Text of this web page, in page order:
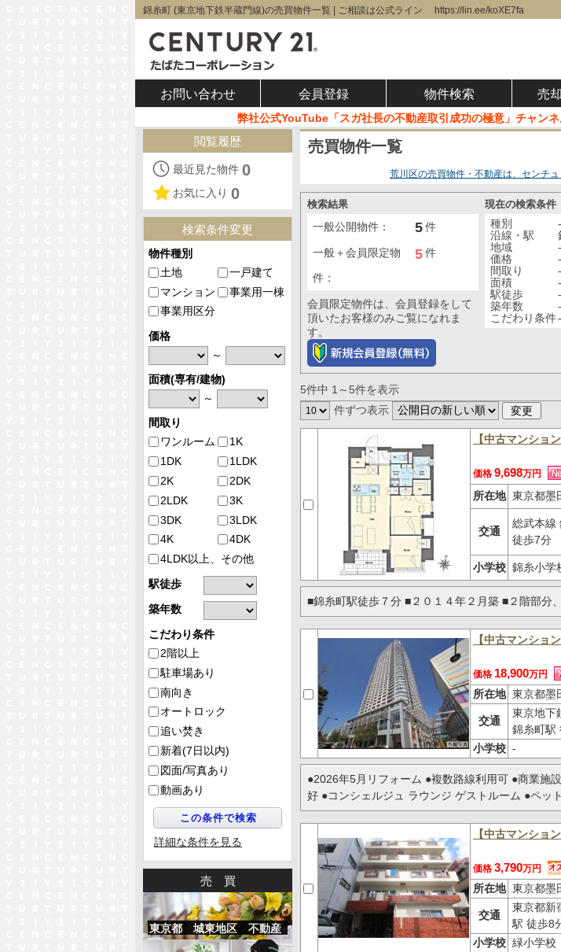
錦糸町 (東京地下鉄半蔵門線)の売買物件一覧 | ご相談は公式ライン https://lin.ee/koXE7fa
お問い合わせ 会員登録 物件検索 売
弊社公式YouTube「スガ社長の不動産取引成功の極意」チャンネ
売買物件一覧
荒川区の売買物件・不動産は、センチ
検索結果
一般公開物件： 5件
一般＋会員限定物
件：
5件
会員限定物件は、会員登録をして
頂いたお客様のみご覧になれま
す。
現在の検索条件
種別
-
沿線・駅
地域
-
価格
-
間取り
-
面積
-
駅徒歩
-
築年数
-
こだわり条件-
5件中 1～5件を表示
件ずつ表示
【中古マンショ
価格 9,698万円
所在地 東京都墨
交通
総武本線
徒歩7分
小学校 錦糸小学
■錦糸町駅徒歩７分 ■２０１４年２月築 ■２階部分
【中古マンショ
価格 18,900万円
所在地 東京都墨
交通
東京地下
錦糸町駅
小学校 -
●2026年5月リフォーム ●複数路線利用可 ●商業施
好 ●コンシェルジュ ラウンジ ゲストルーム ●ペッ
【中古マンショ
価格 3,790万円
所在地 東京都墨
交通
東京都新
駅 徒歩8
小学校 緑小学校
閲覧履歴
最近見た物件 0
お気に入り 0
検索条件変更
物件種別
土地
一戸建て
マンション
事業用一棟
事業用区分
価格
～
面積(専有/建物)
～
間取り
ワンルーム
1K
1DK
1LDK
2K
2DK
2LDK
3K
3DK
3LDK
4K
4DK
4LDK以上、その他
駅徒歩
築年数
こだわり条件
2階以上
駐車場あり
南向き
オートロック
追い焚き
新着(7日以内)
図面/写真あり
動画あり
詳細な条件を見る
売買
東京都 城東地区 不動産
売買物件情報